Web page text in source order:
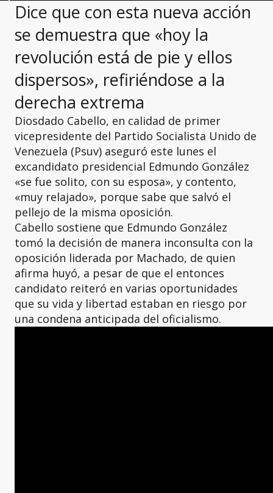
Dice que con esta nueva acción
se demuestra que «hoy la
revolución está de pie y ellos
dispersos», refiriéndose a la
derecha extrema
Diosdado Cabello, en calidad de primer
vicepresidente del Partido Socialista Unido de
Venezuela (Psuv) aseguró este lunes el
excandidato presidencial Edmundo González
«se fue solito, con su esposa», y contento,
«muy relajado», porque sabe que salvó el
pellejo de la misma oposición.
Cabello sostiene que Edmundo González
tomó la decisión de manera inconsulta con la
oposición liderada por Machado, de quien
afirma huyó, a pesar de que el entonces
candidato reiteró en varias oportunidades
que su vida y libertad estaban en riesgo por
una condena anticipada del oficialismo.